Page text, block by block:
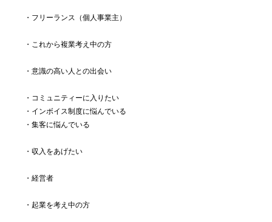
・フリーランス（個人事業主）
・これから複業考え中の方
・意識の高い人との出会い
・コミュニティーに入りたい
・インボイス制度に悩んでいる
・集客に悩んでいる
・収入をあげたい
・経営者
・起業を考え中の方